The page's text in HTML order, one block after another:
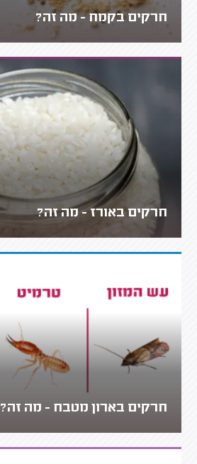
חרקים בקמח - מה זה?
חרקים באורז - מה זה?
חרקים בארון מטבח - מה זה?